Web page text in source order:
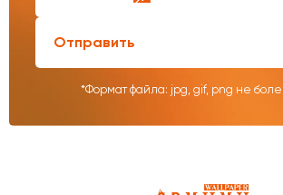
Отправить
*Формат файла: jpg, gif, png не